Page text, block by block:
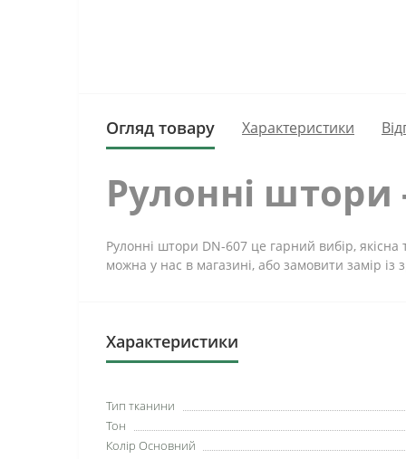
Огляд товару Характеристики
Рулонні штори
Рулонні штори DN-607 це гарний вибір,
можна у нас в магазині, або замовити замір із
Характеристики
Тип тканини
Тон
Колір Основний